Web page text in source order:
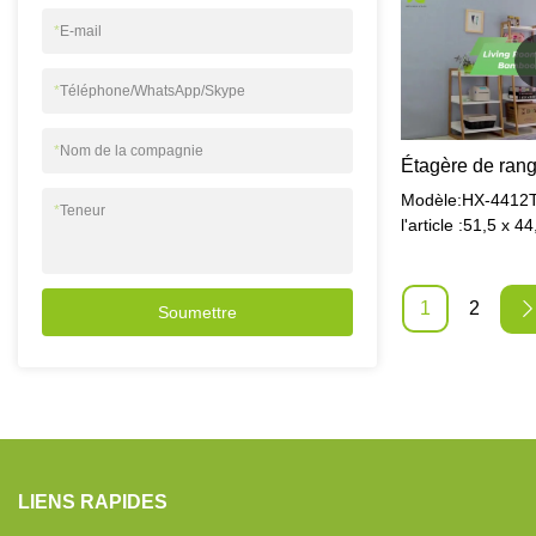
*E-mail
*Téléphone/WhatsApp/Skype
*Nom de la compagnie
*Teneur
Soumettre
Modèle:HX-
l'article :51,5 x
net:8.25kgPoids
BlancLieu
1 2
LIENS RAPIDES